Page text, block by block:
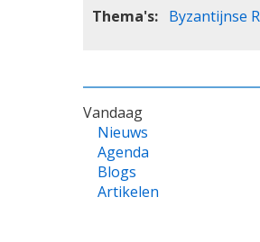
Thema's
Byzantijnse
VOET
Vandaag
Nieuws
Agenda
Blogs
Artikelen